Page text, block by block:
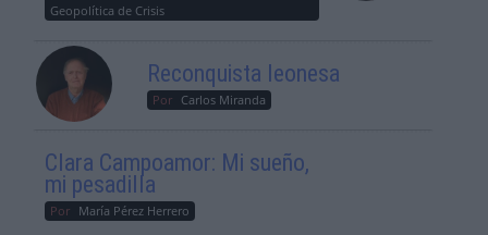
Geopolítica de Crisis
Reconquista leonesa
Por Carlos Miranda
Clara Campoamor: Mi sueño,
mi pesadilla
Por María Pérez Herrero